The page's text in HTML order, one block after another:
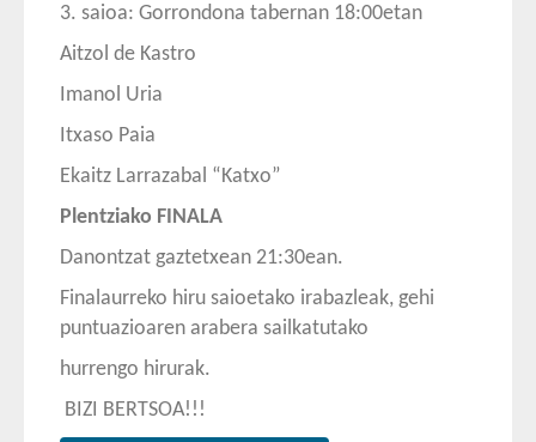
3. saioa: Gorrondona tabernan 18:00etan
Aitzol de Kastro
Imanol Uria
Itxaso Paia
Ekaitz Larrazabal “Katxo”
Plentziako FINALA
Danontzat gaztetxean 21:30ean.
Finalaurreko hiru saioetako irabazleak, gehi
puntuazioaren arabera sailkatutako
hurrengo hirurak.
BIZI BERTSOA!!!